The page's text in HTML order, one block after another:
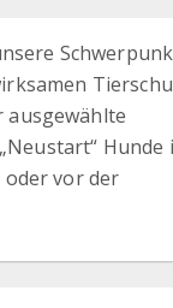
ausgewählte
Hunde
vor der